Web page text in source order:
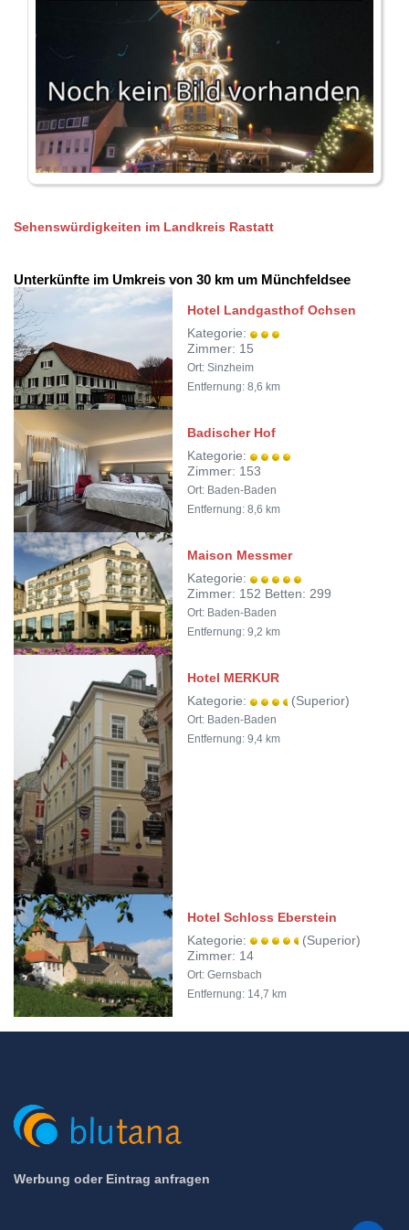
Sehenswürdigkeiten im Landkreis Rastatt
Unterkünfte im Umkreis von 30 km um Münchfeldsee
Hotel Landgasthof Ochsen
Kategorie:
Zimmer: 15
Ort: Sinzheim
Entfernung: 8,6 km
Badischer Hof
Kategorie:
Zimmer: 153
Ort: Baden-Baden
Entfernung: 8,6 km
Maison Messmer
Kategorie:
Zimmer: 152 Betten: 299
Ort: Baden-Baden
Entfernung: 9,2 km
Hotel MERKUR
Kategorie: (Superior)
Ort: Baden-Baden
Entfernung: 9,4 km
Hotel Schloss Eberstein
Kategorie:
(Superior)
Zimmer: 14
Ort: Gernsbach
Entfernung: 14,7 km
Werbung oder Eintrag anfragen